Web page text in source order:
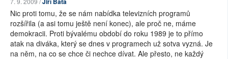
Nic proti tomu, že se nám nabídka televizních programů
rozšířila (a asi tomu ještě není konec), ale proč ne, máme
demokracii. Proti bývalému období do roku 1989 je to přímo
atak na diváka, který se dnes v programech už sotva vyzná. Je
na něm, na co se chce či nechce dívat. Ale přesto, ne každý